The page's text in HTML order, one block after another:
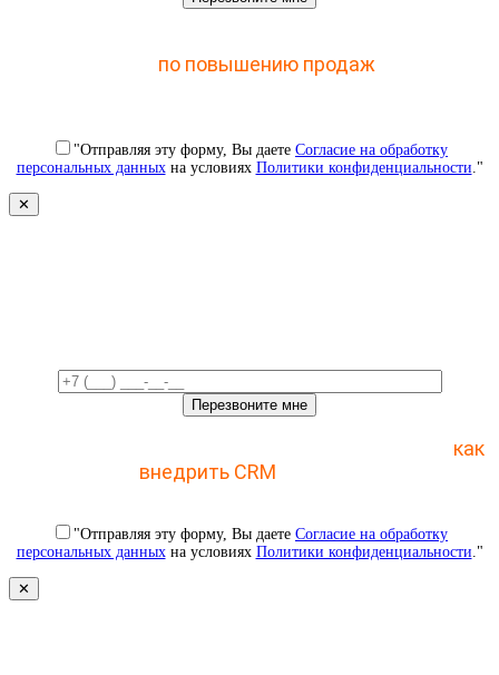
по повышению продаж
"Отправляя эту форму, Вы даете Согласие на обработку
персональных данныхна условиях Политики конфиденциальности ."
✕
как
внедрить CRM
"Отправляя эту форму, Вы даете Согласие на обработку
персональных данныхна условиях Политики конфиденциальности ."
✕